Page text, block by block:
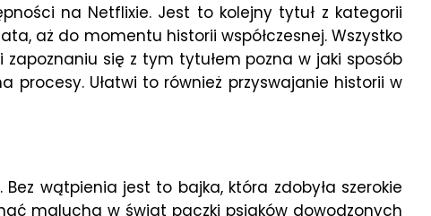
na Netflixie. Jest to kolejny tytuł z kategorii
aż do momentu historii współczesnej. Wszystko
się z tym tytułem pozna w jaki sposób
procesy. Ułatwi to również przyswajanie historii w
wątpienia jest to bajka, która zdobyła szerokie
malucha w świat paczki psiaków dowodzonych